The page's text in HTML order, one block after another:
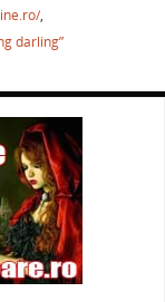
,
darling”